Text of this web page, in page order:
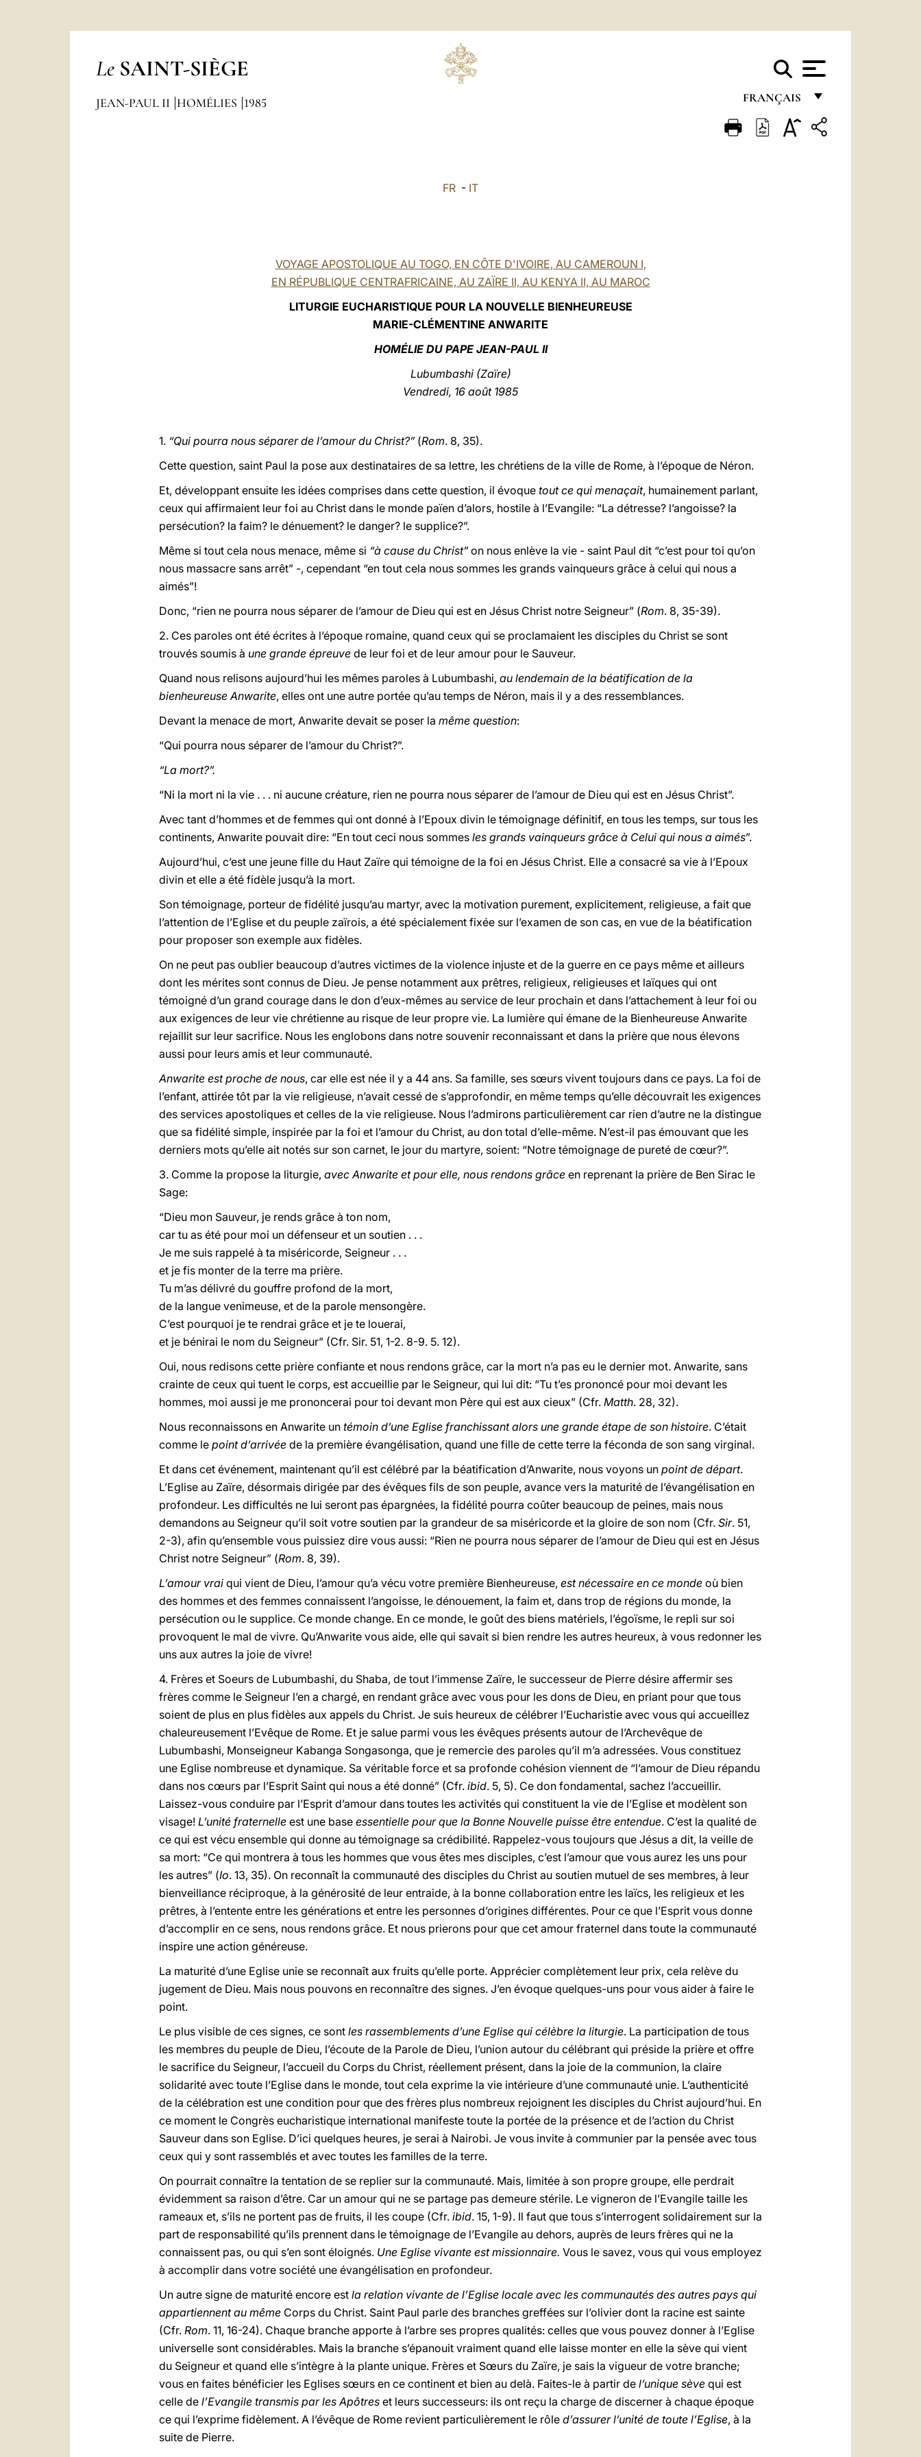
Le SAINT-SIÈGE
FRANÇAIS
FRANÇAIS
JEAN-PAUL II HOMÉLIES 1985
FR - IT
VOYAGE APOSTOLIQUE AU TOGO, EN CÔTE D'IVOIRE, AU CAMEROUN I,
EN RÉPUBLIQUE CENTRAFRICAINE, AU ZAÏRE II, AU KENYA II, AU MAROC
LITURGIE EUCHARISTIQUE POUR LA NOUVELLE BIENHEUREUSE
MARIE-CLÉMENTINE ANWARITE
HOMÉLIE DU PAPE JEAN-PAUL II
Lubumbashi (Zaïre)
Vendredi, 16 août 1985
1. “Qui pourra nous séparer de l’amour du Christ?”(Rom. 8, 35).
Cette question, saint Paul la pose aux destinataires de sa lettre, les chrétiens de la ville de Rome, à l’époque de Néron.
Et, développant ensuite les idées comprises dans cette question, il évoque tout ce qui menaçait, humainement parlant,
ceux qui affirmaient leur foi au Christ dans le monde païen d’alors, hostile à l’Evangile: “La détresse? l’angoisse? la
persécution? la faim? le dénuement? le danger? le supplice?”.
Même si tout cela nous menace, même si “à cause du Christ”on nous enlève la vie - saint Paul dit “c’est pour toi qu’on
nous massacre sans arrêt” -, cependant “en tout cela nous sommes les grands vainqueurs grâce à celui qui nous a
aimés”!
Donc, “rien ne pourra nous séparer de l’amour de Dieu qui est en Jésus Christ notre Seigneur” (Rom. 8, 35-39).
2. Ces paroles ont été écrites à l’époque romaine, quand ceux qui se proclamaient les disciples du Christ se sont
trouvés soumis à une grande épreuve de leur foi et de leur amour pour le Sauveur.
Quand nous relisons aujourd’hui les mêmes paroles à Lubumbashi, au lendemain de la béatification de la
bienheureuse Anwarite, elles ont une autre portée qu’au temps de Néron, mais il y a des ressemblances.
Devant la menace de mort, Anwarite devait se poser la même question:
“Qui pourra nous séparer de l’amour du Christ?”.
“La mort?”.
“Ni la mort ni la vie . . . ni aucune créature, rien ne pourra nous séparer de l’amour de Dieu qui est en Jésus Christ”.
Avec tant d’hommes et de femmes qui ont donné à l’Epoux divin le témoignage définitif, en tous les temps, sur tous les
continents, Anwarite pouvait dire: “En tout ceci nous sommes les grands vainqueurs grâce à Celui qui nous a aimés”.
Aujourd’hui, c’est une jeune fille du Haut Zaïre qui témoigne de la foi en Jésus Christ. Elle a consacré sa vie à l’Epoux
divin et elle a été fidèle jusqu’à la mort.
Son témoignage, porteur de fidélité jusqu’au martyr, avec la motivation purement, explicitement, religieuse, a fait que
l’attention de l’Eglise et du peuple zaïrois, a été spécialement fixée sur l’examen de son cas, en vue de la béatification
pour proposer son exemple aux fidèles.
On ne peut pas oublier beaucoup d’autres victimes de la violence injuste et de la guerre en ce pays même et ailleurs
dont les mérites sont connus de Dieu. Je pense notamment aux prêtres, religieux, religieuses et laïques qui ont
témoigné d’un grand courage dans le don d’eux-mêmes au service de leur prochain et dans l’attachement à leur foi ou
aux exigences de leur vie chrétienne au risque de leur propre vie. La lumière qui émane de la Bienheureuse Anwarite
rejaillit sur leur sacrifice. Nous les englobons dans notre souvenir reconnaissant et dans la prière que nous élevons
aussi pour leurs amis et leur communauté.
Anwarite est proche de nous, car elle est née il y a 44 ans. Sa famille, ses sœurs vivent toujours dans ce pays. La foi de
l’enfant, attirée tôt par la vie religieuse, n’avait cessé de s’approfondir, en même temps qu’elle découvrait les exigences
des services apostoliques et celles de la vie religieuse. Nous l’admirons particulièrement car rien d’autre ne la distingue
que sa fidélité simple, inspirée par la foi et l’amour du Christ, au don total d’elle-même. N’est-il pas émouvant que les
derniers mots qu’elle ait notés sur son carnet, le jour du martyre, soient: “Notre témoignage de pureté de cœur?”.
3. Comme la propose la liturgie, avec Anwarite et pour elle, nous rendons grâce en reprenant la prière de Ben Sirac le
Sage:
“Dieu mon Sauveur, je rends grâce à ton nom,
car tu as été pour moi un défenseur et un soutien . . .
Je me suis rappelé à ta miséricorde, Seigneur . . .
et je fis monter de la terre ma prière.
Tu m’as délivré du gouffre profond de la mort,
de la langue venimeuse, et de la parole mensongère.
C’est pourquoi je te rendrai grâce et je te louerai,
et je bénirai le nom du Seigneur” (Cfr. Sir. 51, 1-2. 8-9. 5. 12).
Oui, nous redisons cette prière confiante et nous rendons grâce, car la mort n’a pas eu le dernier mot. Anwarite, sans
crainte de ceux qui tuent le corps, est accueillie par le Seigneur, qui lui dit: “Tu t’es prononcé pour moi devant les
hommes, moi aussi je me prononcerai pour toi devant mon Père qui est aux cieux” (Cfr. Matth. 28, 32).
Nous reconnaissons en Anwarite un témoin d’une Eglise franchissant alors une grande étape de son histoire. C’était
comme le point d’arrivée de la première évangélisation, quand une fille de cette terre la féconda de son sang virginal.
Et dans cet événement, maintenant qu’il est célébré par la béatification d’Anwarite, nous voyons un point de départ.
L’Eglise au Zaïre, désormais dirigée par des évêques fils de son peuple, avance vers la maturité de l’évangélisation en
profondeur. Les difficultés ne lui seront pas épargnées, la fidélité pourra coûter beaucoup de peines, mais nous
demandons au Seigneur qu’il soit votre soutien par la grandeur de sa miséricorde et la gloire de son nom (Cfr. Sir. 51,
2-3), afin qu’ensemble vous puissiez dire vous aussi: “Rien ne pourra nous séparer de l’amour de Dieu qui est en Jésus
Christ notre Seigneur” (Rom. 8, 39).
L’amour vrai qui vient de Dieu, l’amour qu’a vécu votre première Bienheureuse, est nécessaire en ce monde où bien
des hommes et des femmes connaissent l’angoisse, le dénouement, la faim et, dans trop de régions du monde, la
persécution ou le supplice. Ce monde change. En ce monde, le goût des biens matériels, l’égoïsme, le repli sur soi
provoquent le mal de vivre. Qu’Anwarite vous aide, elle qui savait si bien rendre les autres heureux, à vous redonner les
uns aux autres la joie de vivre!
4. Frères et Soeurs de Lubumbashi, du Shaba, de tout l’immense Zaïre, le successeur de Pierre désire affermir ses
frères comme le Seigneur l’en a chargé, en rendant grâce avec vous pour les dons de Dieu, en priant pour que tous
soient de plus en plus fidèles aux appels du Christ. Je suis heureux de célébrer l’Eucharistie avec vous qui accueillez
chaleureusement l’Evêque de Rome. Et je salue parmi vous les évêques présents autour de l’Archevêque de
Lubumbashi, Monseigneur Kabanga Songasonga, que je remercie des paroles qu’il m’a adressées. Vous constituez
une Eglise nombreuse et dynamique. Sa véritable force et sa profonde cohésion viennent de “l’amour de Dieu répandu
dans nos cœurs par l’Esprit Saint qui nous a été donné” (Cfr. ibid. 5, 5). Ce don fondamental, sachez l’accueillir.
Laissez-vous conduire par l’Esprit d’amour dans toutes les activités qui constituent la vie de l’Eglise et modèlent son
visage! L’unité fraternelle est une base essentielle pour que la Bonne Nouvelle puisse être entendue. C’est la qualité de
ce qui est vécu ensemble qui donne au témoignage sa crédibilité. Rappelez-vous toujours que Jésus a dit, la veille de
sa mort: “Ce qui montrera à tous les hommes que vous êtes mes disciples, c’est l’amour que vous aurez les uns pour
les autres” (Io. 13, 35). On reconnaît la communauté des disciples du Christ au soutien mutuel de ses membres, à leur
bienveillance réciproque, à la générosité de leur entraide, à la bonne collaboration entre les laïcs, les religieux et les
prêtres, à l’entente entre les générations et entre les personnes d’origines différentes. Pour ce que l’Esprit vous donne
d’accomplir en ce sens, nous rendons grâce. Et nous prierons pour que cet amour fraternel dans toute la communauté
inspire une action généreuse.
La maturité d’une Eglise unie se reconnaît aux fruits qu’elle porte. Apprécier complètement leur prix, cela relève du
jugement de Dieu. Mais nous pouvons en reconnaître des signes. J’en évoque quelques-uns pour vous aider à faire le
point.
Le plus visible de ces signes, ce sont les rassemblements d’une Eglise qui célèbre la liturgie. La participation de tous
les membres du peuple de Dieu, l’écoute de la Parole de Dieu, l’union autour du célébrant qui préside la prière et offre
le sacrifice du Seigneur, l’accueil du Corps du Christ, réellement présent, dans la joie de la communion, la claire
solidarité avec toute l’Eglise dans le monde, tout cela exprime la vie intérieure d’une communauté unie. L’authenticité
de la célébration est une condition pour que des frères plus nombreux rejoignent les disciples du Christ aujourd’hui. En
ce moment le Congrès eucharistique international manifeste toute la portée de la présence et de l’action du Christ
Sauveur dans son Eglise. D’ici quelques heures, je serai à Nairobi. Je vous invite à communier par la pensée avec tous
ceux qui y sont rassemblés et avec toutes les familles de la terre.
On pourrait connaître la tentation de se replier sur la communauté. Mais, limitée à son propre groupe, elle perdrait
évidemment sa raison d’être. Car un amour qui ne se partage pas demeure stérile. Le vigneron de l’Evangile taille les
rameaux et, s’ils ne portent pas de fruits, il les coupe (Cfr. ibid. 15, 1-9). Il faut que tous s’interrogent solidairement sur la
part de responsabilité qu’ils prennent dans le témoignage de l’Evangile au dehors, auprès de leurs frères qui ne la
connaissent pas, ou qui s’en sont éloignés. Une Eglise vivante est missionnaire. Vous le savez, vous qui vous employez
à accomplir dans votre société une évangélisation en profondeur.
Un autre signe de maturité encore est la relation vivante de l’Eglise locale avec les communautés des autres pays qui
appartiennent au même Corps du Christ. Saint Paul parle des branches greffées sur l’olivier dont la racine est sainte
(Cfr. Rom. 11, 16-24). Chaque branche apporte à l’arbre ses propres qualités: celles que vous pouvez donner à l’Eglise
universelle sont considérables. Mais la branche s’épanouit vraiment quand elle laisse monter en elle la sève qui vient
du Seigneur et quand elle s’intègre à la plante unique. Frères et Sœurs du Zaïre, je sais la vigueur de votre branche;
vous en faites bénéficier les Eglises sœurs en ce continent et bien au delà. Faites-le à partir de l’unique sève qui est
celle de l’Evangile transmis par les Apôtres et leurs successeurs: ils ont reçu la charge de discerner à chaque époque
ce qui l’exprime fidèlement. A l’évêque de Rome revient particulièrement le rôle d’assurer l’unité de toute l’Eglise, à la
suite de Pierre.